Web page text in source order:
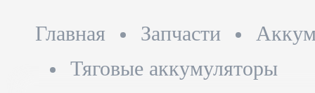
Главная Запчасти
Тяговые аккумуляторы